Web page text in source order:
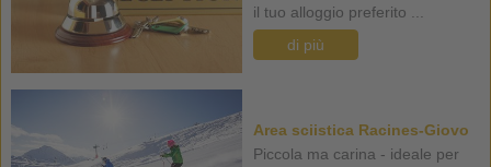
il tuo alloggio preferito ...
di più
Area sciistica Racines-Giovo
Piccola ma carina - ideale per